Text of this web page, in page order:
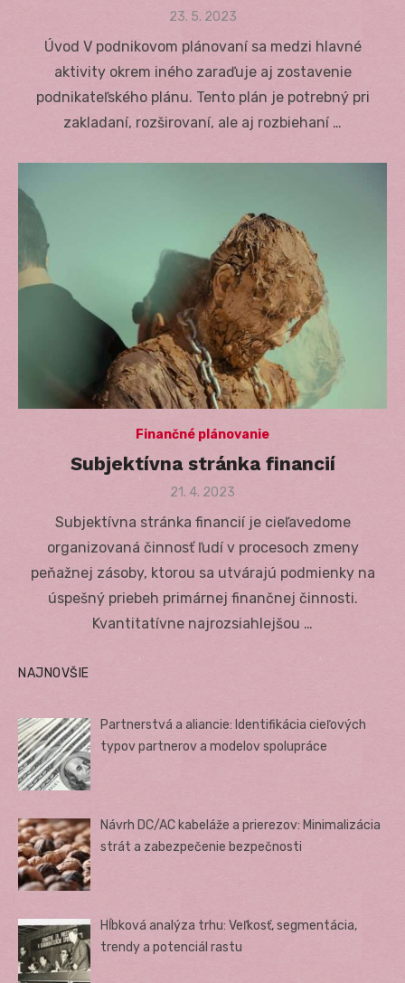
Posted
23. 5. 2023
Úvod V podnikovom plánovaní sa medzi hlavné
aktivity okrem iného zaraďuje aj zostavenie
podnikateľského plánu. Tento plán je potrebný pri
zakladaní, rozširovaní, ale aj rozbiehaní …
Finančné plánovanie
Subjektívna stránka financií
Posted
21. 4. 2023
Subjektívna stránka financií je cieľavedome
organizovaná činnosť ľudí v procesoch zmeny
peňažnej zásoby, ktorou sa utvárajú podmienky na
úspešný priebeh primárnej finančnej činnosti.
Kvantitatívne najrozsiahlejšou …
NAJNOVŠIE
Partnerstvá a aliancie: Identifikácia cieľových
typov partnerov a modelov spolupráce
Návrh DC/AC kabeláže a prierezov: Minimalizácia
strát a zabezpečenie bezpečnosti
Hĺbková analýza trhu: Veľkosť, segmentácia,
trendy a potenciál rastu